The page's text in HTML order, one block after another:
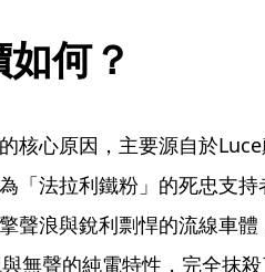
何？
核心原因，主要源自於
「法拉利鐵粉」的死忠支
聲浪與銳利剽悍的流線車
無聲的純電特性，完全抹